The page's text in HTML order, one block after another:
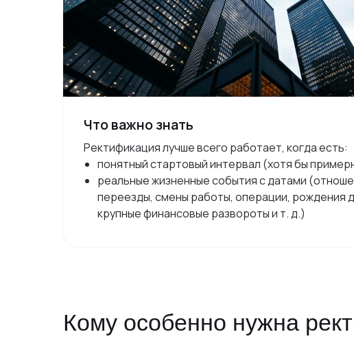
Что важно знать
Ректификация лучше всего работает, когда есть:
понятный стартовый интервал (хотя бы
реальные жизненные события с датами
переезды, смены работы, операции, рождения
крупные финансовые развороты и т. д.)
Кому особенно нужна